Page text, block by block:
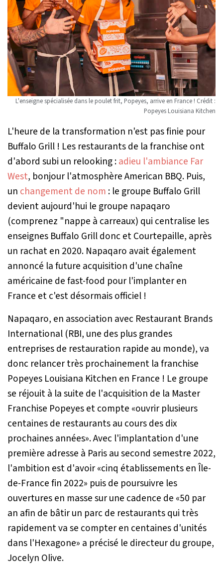
L'enseigne spécialisée dans le poulet frit, Popeyes, arrive en France ! Crédit :
Popeyes Louisiana Kitchen
L'heure de la transformation n'est pas finie pour
Buffalo Grill ! Les restaurants de la franchise ont
d'abord subi un relooking :adieu l'ambiance Far
West, bonjour l'atmosphère American BBQ. Puis,
un changement de nom : le groupe Buffalo Grill
devient aujourd'hui le groupe napaqaro
(comprenez "nappe à carreaux) qui centralise les
enseignes Buffalo Grill donc et Courtepaille, après
un rachat en 2020. Napaqaro avait également
annoncé la future acquisition d'une chaîne
américaine de fast-food pour l'implanter en
France et c'est désormais officiel !
Napaqaro, en association avec Restaurant Brands
International (RBI, une des plus grandes
entreprises de restauration rapide au monde), va
donc relancer très prochainement la franchise
Popeyes Louisiana Kitchen en France ! Le groupe
se réjouit à la suite de l'acquisition de la Master
Franchise Popeyes et compte «ouvrir plusieurs
centaines de restaurants au cours des dix
prochaines années». Avec l'implantation d'une
première adresse à Paris au second semestre 2022,
l'ambition est d'avoir «cinq établissements en Île-
de-France fin 2022» puis de poursuivre les
ouvertures en masse sur une cadence de «50 par
an afin de bâtir un parc de restaurants qui très
rapidement va se compter en centaines d'unités
dans l'Hexagone» a précisé le directeur du groupe,
Jocelyn Olive.